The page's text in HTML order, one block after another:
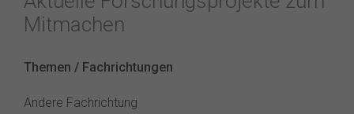
Mitmachen
Themen / Fachrichtungen
Andere Fachrichtung